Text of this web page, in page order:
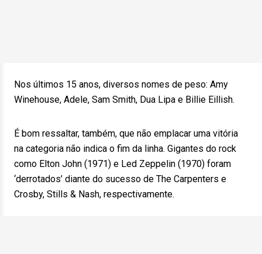
Nos últimos 15 anos, diversos nomes de peso: Amy
Winehouse, Adele, Sam Smith, Dua Lipa e Billie Eillish.
É bom ressaltar, também, que não emplacar uma vitória
na categoria não indica o fim da linha. Gigantes do rock
como Elton John (1971) e Led Zeppelin (1970) foram
‘derrotados’ diante do sucesso de The Carpenters e
Crosby, Stills & Nash, respectivamente.